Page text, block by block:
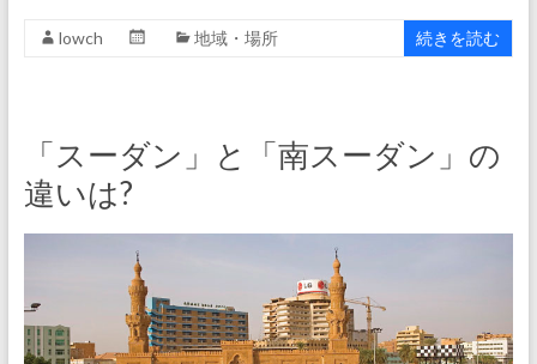
lowch 地域・場所 続きを読む
「スーダン」と「南スーダン」の
違いは?